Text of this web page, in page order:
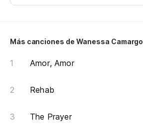
Más canciones de Wanessa Camargo
Amor, Amor
Rehab
The Prayer